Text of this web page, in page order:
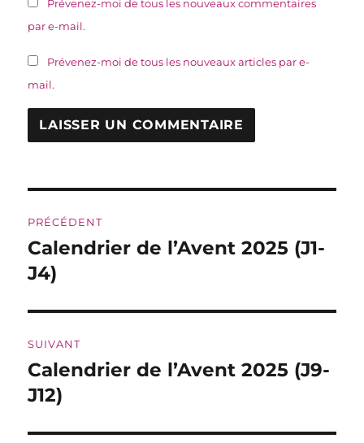
Prévenez-moi de tous les nouveaux commentaires
par e-mail.
Prévenez-moi de tous les nouveaux articles par e-
mail.
de
l’article
PRÉCÉDENT
Publication
précédente :
Calendrier de l’Avent 2025 (J1-
J4)
SUIVANT
Publication
suivante :
Calendrier de l’Avent 2025 (J9-
J12)